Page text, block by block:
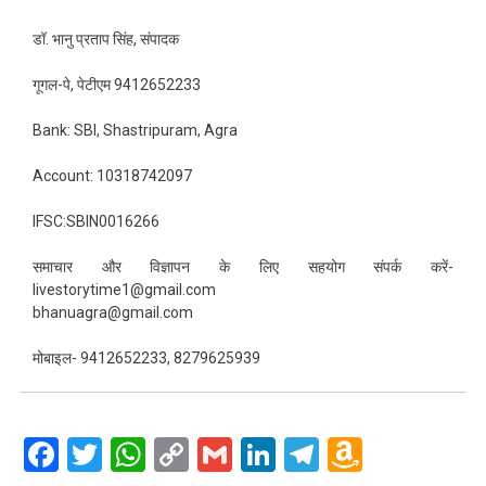
डॉ. भानु प्रताप सिंह, संपादक
गूगल-पे, पेटीएम 9412652233
Bank: SBI, Shastripuram, Agra
Account: 10318742097
IFSC:SBIN0016266
समाचार और विज्ञापन के लिए सहयोग संपर्क करें-
livestorytime1@gmail.com
bhanuagra@gmail.com
मोबाइल- 9412652233, 8279625939
Facebook
Twitter
WhatsApp
CopyGmailLinkedIn
Telegram
Amazon